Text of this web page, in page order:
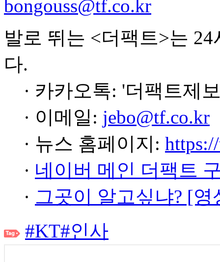
bongouss@tf.co.kr
발로 뛰는 <더팩트>는
다.
· 카카오톡: '더팩트제
· 이메일: jebo@tf.co.kr
· 뉴스 홈페이지:
· 네이버 메인 더팩트
· 그곳이 알고싶냐? [
#KT#인사